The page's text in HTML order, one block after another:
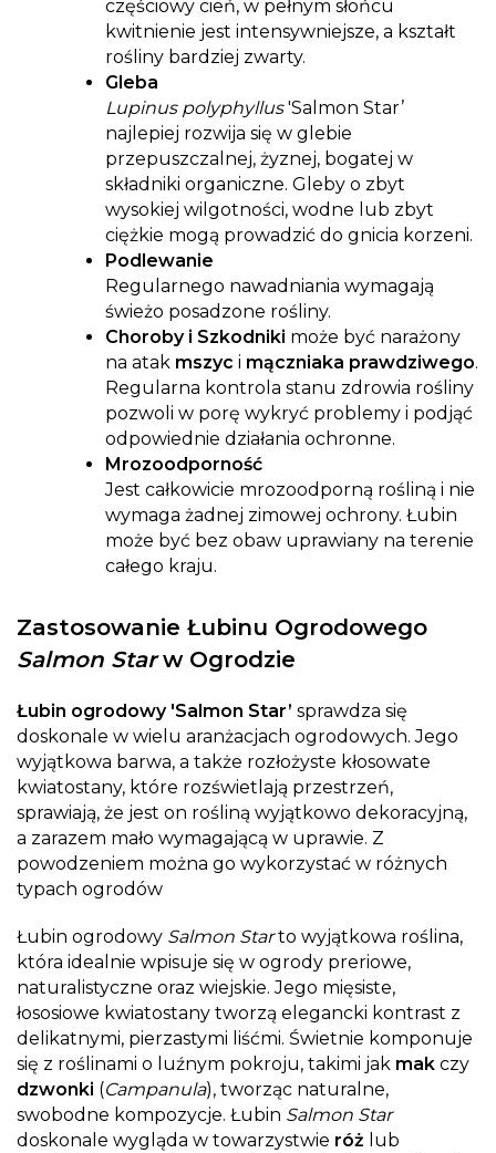
częściowy cień, w pełnym słońcu
kwitnienie jest intensywniejsze, a kształt
rośliny bardziej zwarty.
Gleba
Lupinus polyphyllus'Salmon Star’
najlepiej rozwija się w glebie
przepuszczalnej, żyznej, bogatej w
składniki organiczne. Gleby o zbyt
wysokiej wilgotności, wodne lub zbyt
ciężkie mogą prowadzić do gnicia korzeni.
Podlewanie
Regularnego nawadniania wymagają
świeżo posadzone rośliny.
Choroby i Szkodniki może być narażony
na atak mszyc i mączniaka prawdziwego.
Regularna kontrola stanu zdrowia rośliny
pozwoli w porę wykryć problemy i podjąć
odpowiednie działania ochronne.
Mrozoodporność
Jest całkowicie mrozoodporną rośliną i nie
wymaga żadnej zimowej ochrony. Łubin
może być bez obaw uprawiany na terenie
całego kraju.
Zastosowanie Łubinu Ogrodowego
Salmon Starw Ogrodzie
Łubin ogrodowy 'Salmon Star’ sprawdza się
doskonale w wielu aranżacjach ogrodowych. Jego
wyjątkowa barwa, a także rozłożyste kłosowate
kwiatostany, które rozświetlają przestrzeń,
sprawiają, że jest on rośliną wyjątkowo dekoracyjną,
a zarazem mało wymagającą w uprawie. Z
powodzeniem można go wykorzystać w różnych
typach ogrodów
Łubin ogrodowy Salmon Starto wyjątkowa roślina,
która idealnie wpisuje się w ogrody preriowe,
naturalistyczne oraz wiejskie. Jego mięsiste,
łososiowe kwiatostany tworzą elegancki kontrast z
delikatnymi, pierzastymi liśćmi. Świetnie komponuje
się z roślinami o luźnym pokroju, takimi jak mak czy
dzwonki (Campanula), tworząc naturalne,
swobodne kompozycje. Łubin Salmon Star
doskonale wygląda w towarzystwie róż lub